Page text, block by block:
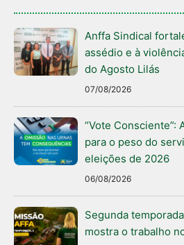
Anffa Sindical
assédio e à
do Agosto Lilás
07/08/2026
“Vote Consciente”:
para o peso do
eleições de 2026
06/08/2026
Segunda
mostra o trabalho